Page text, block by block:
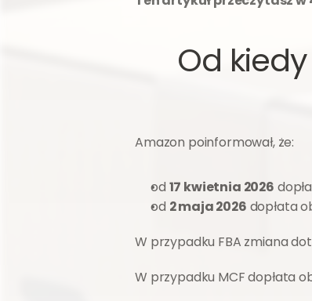
Od
Amazon poinformował, że:
od 17 kwietnia 2026
od 2 maja 2026 dopłata
W przypadku FBA zmiana
W przypadku MCF dopłata